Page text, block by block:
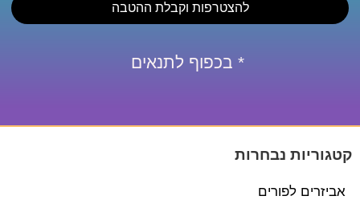
להצטרפות וקבלת ההטבה
* בכפוף לתנאים
קטגוריות נבחרות
אביזרים לפורים